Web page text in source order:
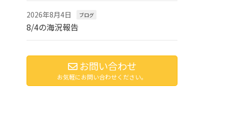
2026年8月4日 ブログ
8/4の海況報告
お問い合わせ
お気軽にお問い合わせください。